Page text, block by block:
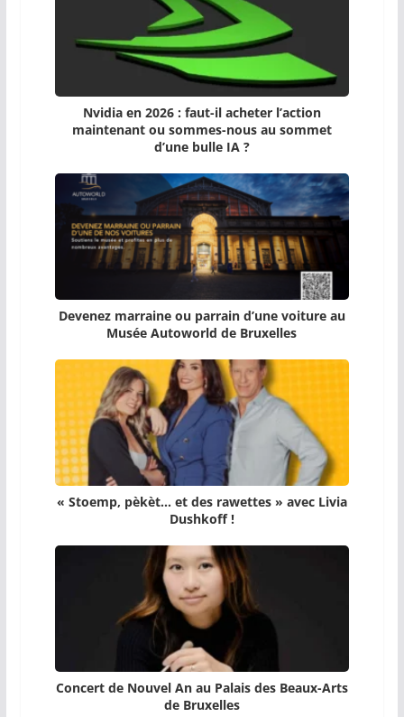
Nvidia en 2026 : faut-il acheter l’action
maintenant ou sommes-nous au sommet
d’une bulle IA ?
Devenez marraine ou parrain d’une voiture au
Musée Autoworld de Bruxelles
« Stoemp, pèkèt… et des rawettes » avec Livia
Dushkoff !
Concert de Nouvel An au Palais des Beaux-Arts
de Bruxelles